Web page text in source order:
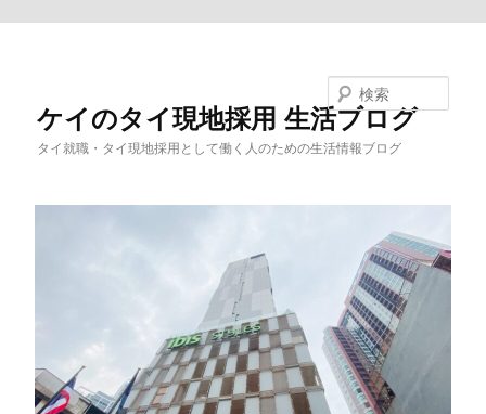
ケイのタイ現地採用 生活ブログ
タイ就職・タイ現地採用として働く人のための生活情報ブログ